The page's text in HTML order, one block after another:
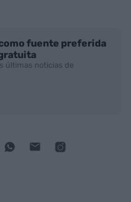
fuente preferida
últimas noticias de